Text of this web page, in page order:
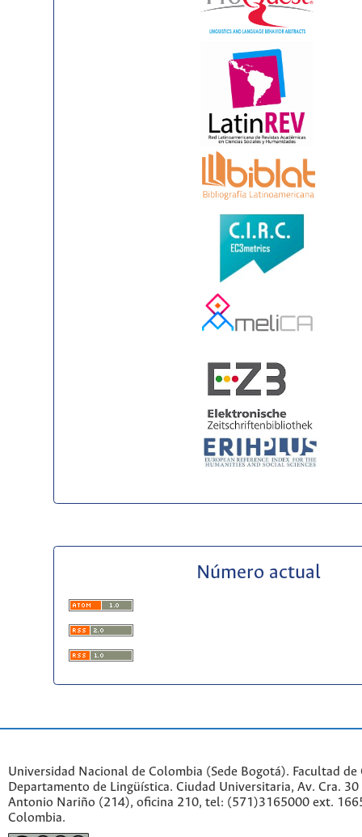
Número actual
Universidad Nacional de Colombia (Sede Bogotá). Facultad de
Departamento de Lingüística. Ciudad Universitaria, Av. Cra.
Antonio Nariño (214), oficina 210, tel: (571)3165000 ext.
Colombia.